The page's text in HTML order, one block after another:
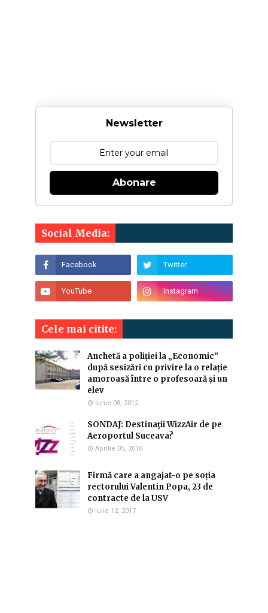
Newsletter
Abonare
Social Media:
Cele mai citite:
Anchetă a poliției la „Economic”
după sesizări cu privire la o relație
amoroasă între o profesoară și un
elev
Iunie 08, 2012
SONDAJ: Destinaţii WizzAir de pe
Aeroportul Suceava?
Aprilie 05, 2016
Firmă care a angajat-o pe soția
rectorului Valentin Popa, 23 de
contracte de la USV
Iulie 12, 2017